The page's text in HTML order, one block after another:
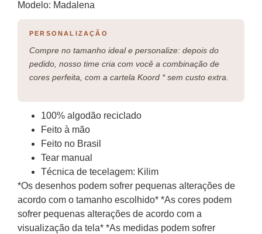
Modelo: Madalena
PERSONALIZAÇÃO
Compre no tamanho ideal e personalize: depois do
pedido, nosso time cria com você a combinação de
cores perfeita, com a cartela Koord * sem custo extra.
100% algodão reciclado
Feito à mão
Feito no Brasil
Tear manual
Técnica de tecelagem: Kilim
*Os desenhos podem sofrer pequenas alterações de
acordo com o tamanho escolhido* *As cores podem
sofrer pequenas alterações de acordo com a
visualização da tela* *As medidas podem sofrer